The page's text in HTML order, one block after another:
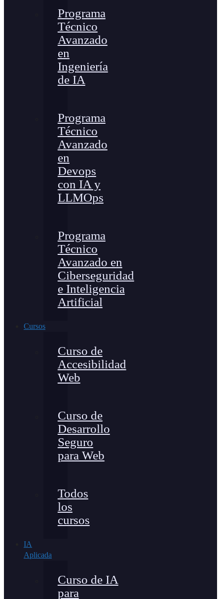
Programa
Técnico
Avanzado
en
Ingeniería
de IA
Programa
Técnico
Avanzado
en
Devops
con IA y
LLMOps
Programa
Técnico
Avanzado en
Ciberseguridad
e Inteligencia
Artificial
Cursos
Curso de
Accesibilidad
Web
Curso de
Desarrollo
Seguro
para Web
Todos
los
cursos
IA
Aplicada
Curso de IA
para